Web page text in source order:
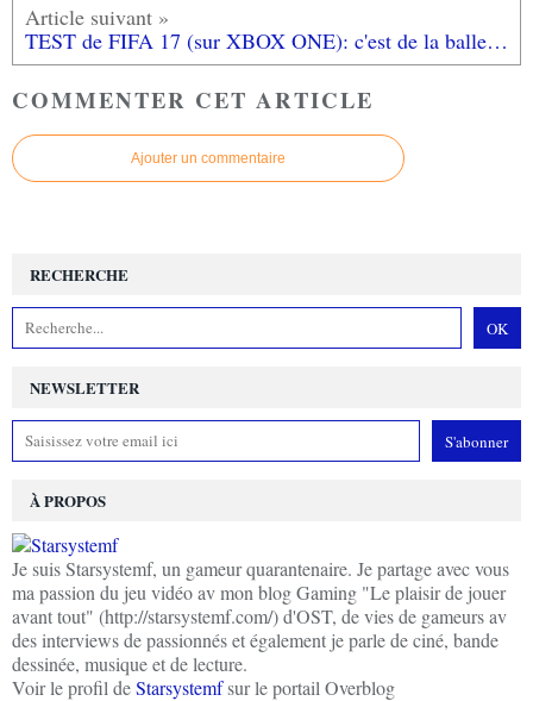
TEST de FIFA 17 (sur XBOX ONE): c'est de la balle bébé!
COMMENTER CET ARTICLE
Ajouter un commentaire
NEWSLETTER
RECHERCHE
À PROPOS
Je suis Starsystemf, un gameur quarantenaire. Je partage avec vous
ma passion du jeu vidéo av mon blog Gaming "Le plaisir de jouer
avant tout" (http://starsystemf.com/) d'OST, de vies de gameurs av
des interviews de passionnés et également je parle de ciné, bande
dessinée, musique et de lecture.
Voir le profil deStarsystemfsur le portail Overblog